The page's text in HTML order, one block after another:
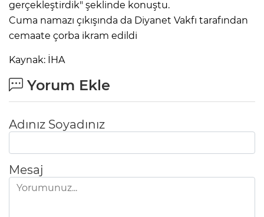
gerçekleştirdik" şeklinde konuştu.
Cuma namazı çıkışında da Diyanet Vakfı tarafından
cemaate çorba ikram edildi
Kaynak: İHA
Yorum Ekle
Adınız Soyadınız
Mesaj